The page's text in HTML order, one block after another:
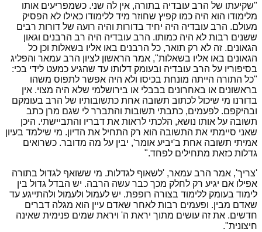
"שקיעתו של הרב עובדיה בתורה, אין לה שני. כשמפריעים אותו
מלימודו הוא היה כמו קפיץ שחוזר מיד ללימודו כאילו לא הפסיק
מעולם. הרב עובדיה היה יחיד בדורות והיה רועה של דורות רבים
ששנים רבות לא היה כמותו. הרב עובדיה היה רב הרבנים וגאון
הגאונים. זה לא רק תואר, כל הרבנים באו אליו בשאלות וכן כל
הגאונים באו אליו בשאלות", אמר הראשון לציון הרב עמאר והפליג
בסיפוריו על הרב עובדיה ובעומק דלותו עד שהגיע כמעט לידי בכי:
"כל התורה הייתה מונחת בכיסו ולא היה אפשר לתפוס משהו
בראשונים או באחרונים בבבלי או בירושלמי שלא היה מצוי. אין
בדורנו מי שיכול לכתוב תשובה אחת כתשובותיו של הרב בעומקם
ובהיקפם. לפעמים, כתבתי תשובות והתברר לי שגם מרן כתב
תשובה על אותו נושא, הלכתי לראות את דבריו והתביישתי. היכן
שאני סיימתי את התשובה הוא רק התחיל את הדיון. מי שילמד בעיון
אמיתי תשובה אחת ב'יביע אומר', יבין על מה מדובר. כשרואים
גדלות כזאת מתחילים לפחד."
'צריך', אמר הרב עמאר, 'לשאוף לגדלות. מי ששואף לגדול בתורה
אפילו אם יגיע רק לחלק מכך כבר עשה הרבה. יש הבדל גדול בין
לימוד בעומק ללימוד בצורה רופפת. יש לעמול ולעמול ולהתייגע עד
שאדם מבין. ופעמים רבות לאחר שאדם עיין הוא מגלה דברים
חדשים. את זה עושים מתוך יראת ה' ויראת שמים פנימית שאינה
חיצונית".